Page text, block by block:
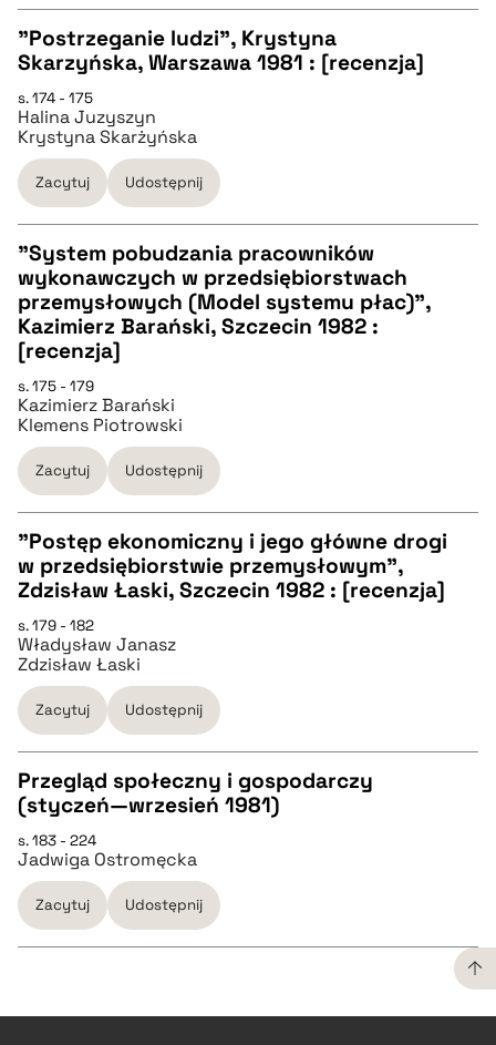
pobierz cytat
CZYSTY TEKST
pobierz cytat
BIBTEX
pobierz cytat
"Postrzeganie ludzi", Krystyna
Skarzyńska, Warszawa 1981 : [recenzja]
s. 174 - 175
Halina Juzyszyn
Krystyna Skarżyńska
Zacytuj Udostępnij
CZYSTY TEKST
pobierz cytat
BIBTEX
pobierz cytat
"System pobudzania pracowników
wykonawczych w przedsiębiorstwach
przemysłowych (Model systemu płac)",
Kazimierz Barański, Szczecin 1982 :
[recenzja]
s. 175 - 179
Kazimierz Barański
Klemens Piotrowski
Zacytuj Udostępnij
CZYSTY TEKST
pobierz cytat
BIBTEX
pobierz cytat
"Postęp ekonomiczny i jego główne drogi
w przedsiębiorstwie przemysłowym",
Zdzisław Łaski, Szczecin 1982 : [recenzja]
s. 179 - 182
Władysław Janasz
Zdzisław Łaski
Zacytuj Udostępnij
CZYSTY TEKST
pobierz cytat
BIBTEX
pobierz cytat
Przegląd społeczny i gospodarczy
(styczeń—wrzesień 1981)
s. 183 - 224
Jadwiga Ostromęcka
Zacytuj Udostępnij
CZYSTY TEKST